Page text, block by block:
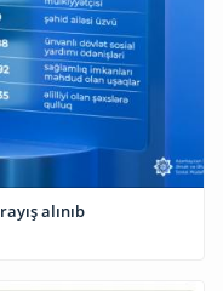
alınıb